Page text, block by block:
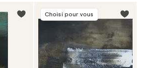
Choisi pour vous